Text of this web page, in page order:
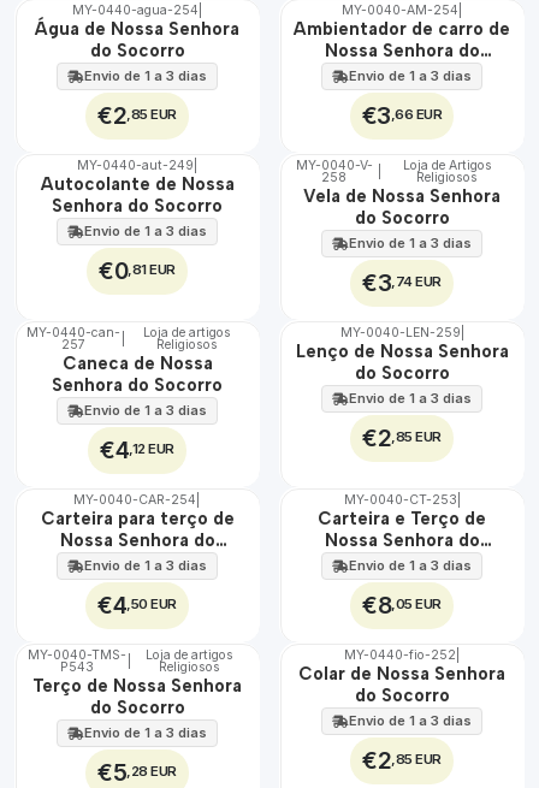
🇵🇹
100%
MY-0440-agua-254
Água de Nossa Senhora
do Socorro
Envio de 1 a 3 dias
€2,85 EUR
🇵🇹
100%
MY-0040-AM-254
Ambientador de carro de
Nossa Senhora do
Socorro
Envio de 1 a 3 dias
€3,66 EUR
🇵🇹
100%
MY-0440-aut-249
Autocolante de Nossa
Senhora do Socorro
Envio de 1 a 3 dias
€0,81 EUR
🇵🇹
100%
MY-0040-V-
258
Loja de Artigos
Religiosos
Vela de Nossa Senhora
do Socorro
Envio de 1 a 3 dias
€3,74 EUR
🇵🇹
100%
MY-0440-can-
257
Loja de artigos
Religiosos
Caneca de Nossa
Senhora do Socorro
Envio de 1 a 3 dias
€4,12 EUR
🇵🇹
100%
MY-0040-LEN-259
Lenço de Nossa Senhora
do Socorro
Envio de 1 a 3 dias
€2,85 EUR
🇵🇹
100%
MY-0040-CAR-254
Carteira para terço de
Nossa Senhora do
Socorro
Envio de 1 a 3 dias
€4,50 EUR
🇵🇹
100%
MY-0040-CT-253
Carteira e Terço de
Nossa Senhora do
Socorro
Envio de 1 a 3 dias
€8,05 EUR
🇵🇹
100%
MY-0040-TMS-
P543
Loja de artigos
Religiosos
Terço de Nossa Senhora
do Socorro
Envio de 1 a 3 dias
€5,28 EUR
🇵🇹
MY-0440-fio-252
Colar de Nossa Senhora
do Socorro
Envio de 1 a 3 dias
€2,85 EUR